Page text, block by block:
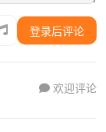
登录后评论
欢迎评论